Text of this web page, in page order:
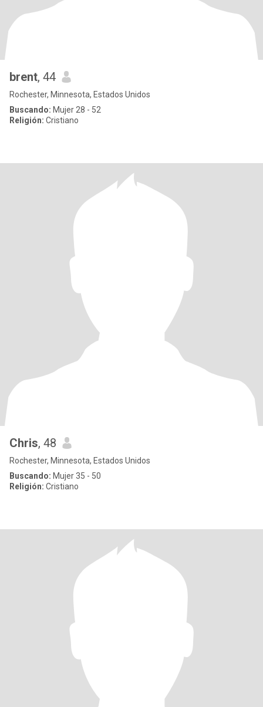
brent, 44
Rochester, Minnesota, Estados Unidos
Buscando: Mujer 28 - 52
Religión: Cristiano
Chris, 48
Rochester, Minnesota, Estados Unidos
Buscando: Mujer 35 - 50
Religión: Cristiano